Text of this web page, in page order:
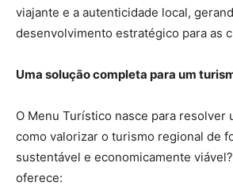
viajante e a autenticidade local,
desenvolvimento estratégico para as
Uma solução completa para um
O Menu Turístico nasce para resolver
como valorizar o turismo regional de
sustentável e economicamente
oferece: